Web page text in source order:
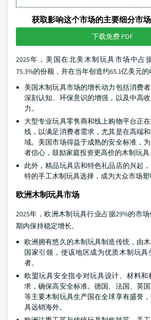
获取影响这个市场的主要细分市
下载免费 PDF
2025年，美国在北美木制玩具市场中占
75.3%的份额，并在当年创造约65.1亿美元的
美国木制玩具市场的增长动力包括消费
深刻认知、环保意识的增强，以及中高
力。
大型专业玩具零售商和线上购物平台正
线，以满足消费者需求，尤其是在高端
域。美国市场得益于成熟的安全标准，
者信心，鼓励家庭投资更高价的木制玩具
此外，精品玩具店和特色礼品店的兴起
特的手工木制玩具选择，成为大众市场塑
欧洲木制玩具市场
2025年，欧洲木制玩具行业占据29%的市
期内保持稳定增长。
欧洲拥有悠久的木制玩具制造传统，由
国家引领，使该地区成为优质木制玩具
者。
欧盟玩具安全指令对玩具设计、材料
求，确保高安全标准。德国、法国、英
等主要木制玩具生产国在全球享有盛誉
具远销海外。